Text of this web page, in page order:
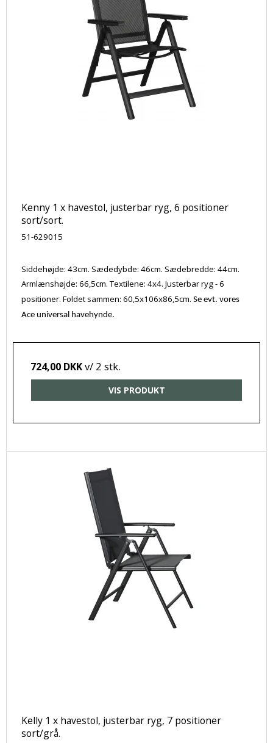
Kenny 1 x havestol, justerbar ryg, 6 positioner
sort/sort.
51-629015
Siddehøjde: 43cm. Sædedybde: 46cm. Sædebredde: 44cm.
Armlænshøjde: 66,5cm. Textilene: 4x4. Justerbar ryg - 6
positioner. Foldet sammen: 60,5x106x86,5cm. Se evt. vores
Ace universal havehynde.
724,00 DKKv/ 2 stk.
VIS PRODUKT
Kelly 1 x havestol, justerbar ryg, 7 positioner
sort/grå.